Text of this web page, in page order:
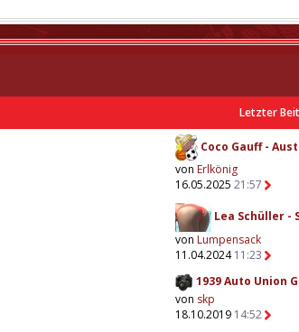
Letzter
Coco Gauff -
von Erlkönig
16.05.2025 21:57
Lea Schüller -
von Lumpensack
11.04.202411:23
1939 Auto Union
von skp
18.10.2019 14:52